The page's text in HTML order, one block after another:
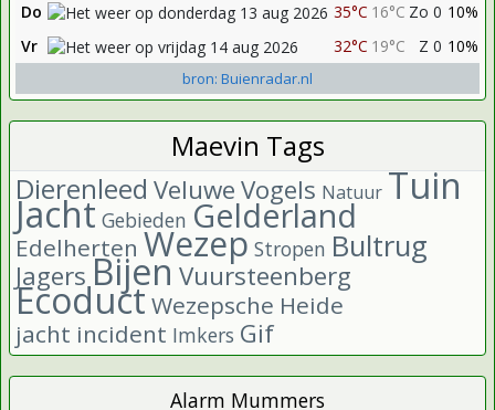
Do
35°C 16°C Zo 0 10%
Vr
32°C 19°C Z 0 10%
bron: Buienradar.nl
Maevin Tags
Dierenleed VeluweVogels Natuur Tuin
Jacht Gebieden Gelderland
Edelherten Wezep Stropen Bultrug
Jagers Bijen Vuursteenberg
EcoductWezepsche Heide
jacht incident Imkers Gif
Alarm Mummers